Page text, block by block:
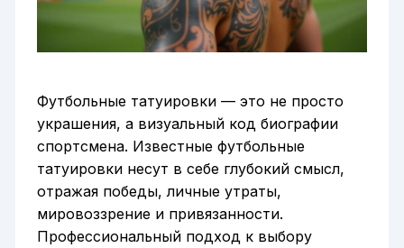
Футбольные татуировки — это не просто
украшения, а визуальный код биографии
спортсмена. Известные футбольные
татуировки несут в себе глубокий смысл,
отражая победы, личные утраты,
мировоззрение и привязанности.
Профессиональный подход к выбору